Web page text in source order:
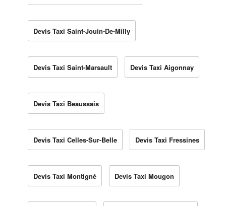
Devis Taxi Saint-Jouin-De-Milly
Devis Taxi Saint-Marsault Devis Taxi Aigonnay
Devis Taxi Beaussais
Devis Taxi Celles-Sur-Belle Devis Taxi Fressines
Devis Taxi Montigné Devis Taxi Mougon